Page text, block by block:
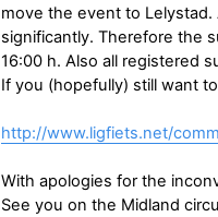
move the event to
significantly. Therefore the
16:00 h. Also all registered
If you (hopefully) still want
http://www.ligfiets.net/
With apologies for the
See you on the Midland